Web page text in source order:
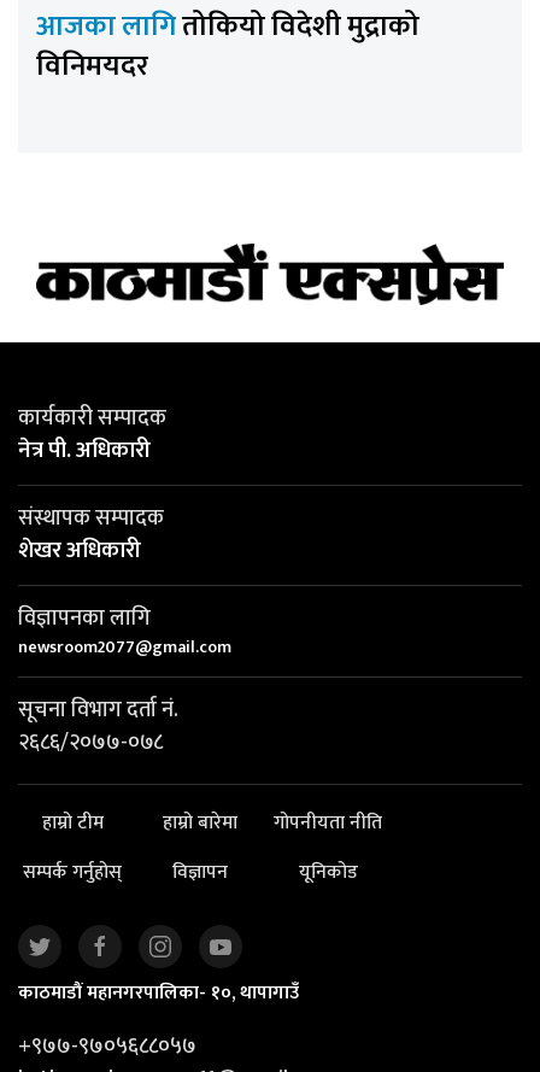
आजका लागितोकियो विदेशी मुद्राको
विनिमयदर
कार्यकारी सम्पादक
नेत्र पी. अधिकारी
संस्थापक सम्पादक
शेखर अधिकारी
विज्ञापनका लागि
newsroom2077@gmail.com
सूचना विभाग दर्ता नं.
२६८६/२०७७-०७८
हाम्रो टीम हाम्रो बारेमा
गोपनीयता नीति
सम्पर्क गर्नुहोस्
विज्ञापन यूनिकोड
काठमाडौं महानगरपालिका- १०, थापागाउँ
+९७७-९७०५६८८०५७